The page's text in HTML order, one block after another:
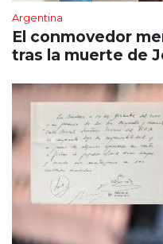
Argentina
El conmovedor
tras la muerte de